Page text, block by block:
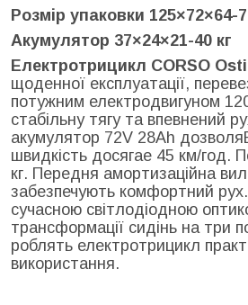
Розмір упаковки 125×72×64-
Акумулятор 37×24×21-40 кг
Електротрицикл CORSO
щоденної експлуатації,
потужним електродвигуном
стабільну тягу та впевнений
акумулятор 72V 28Ah
швидкість досягае 45 км/год.
кг. Передня амортизаційна
забезпечують комфортний
сучасною світлодіодною
трансформації сидінь на три
роблять електротрицикл
використання.